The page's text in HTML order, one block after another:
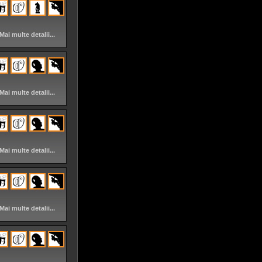
Mai multe detalii...
Mai multe detalii...
Mai multe detalii...
Mai multe detalii...